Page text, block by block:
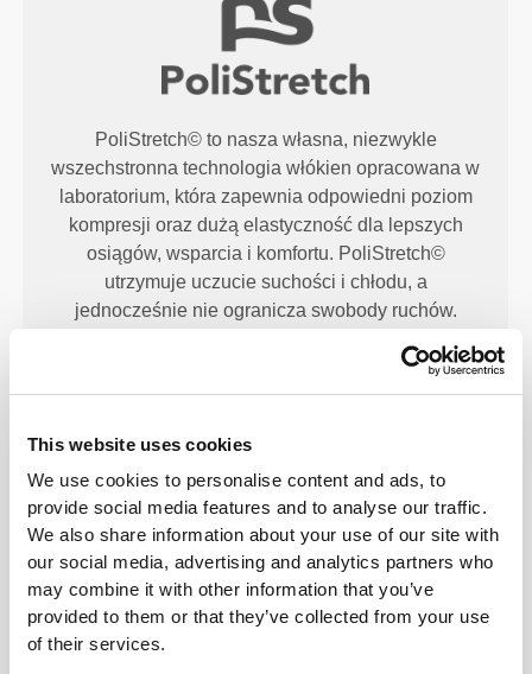
This website uses cookies
We use cookies to personalise content and ads, to
provide social media features and to analyse our traffic.
We also share information about your use of our site with
our social media, advertising and analytics partners who
may combine it with other information that you’ve
provided to them or that they’ve collected from your use
of their services.
PoliStretch© to nasza własna, niezwykle
wszechstronna technologia włókien opracowana w
laboratorium, która zapewnia odpowiedni poziom
kompresji oraz dużą elastyczność dla lepszych
osiągów, wsparcia i komfortu. PoliStretch©
utrzymuje uczucie suchości i chłodu, a
jednocześnie nie ogranicza swobody ruchów.
NASZA MARKA TO TWÓJ
KOMFORT.